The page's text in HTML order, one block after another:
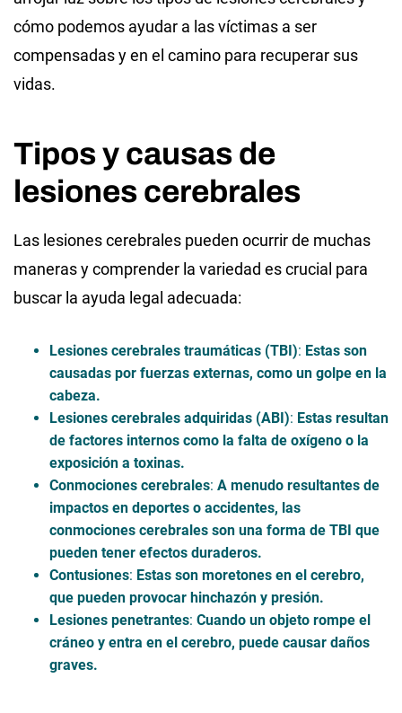
cómo podemos ayudar a las víctimas a ser
compensadas y en el camino para recuperar sus
vidas.
Tipos y causas de
lesiones cerebrales
Las lesiones cerebrales pueden ocurrir de muchas
maneras y comprender la variedad es crucial para
buscar la ayuda legal adecuada:
Lesiones cerebrales traumáticas (TBI): Estas son
causadas por fuerzas externas, como un golpe en la
cabeza.
Lesiones cerebrales adquiridas (ABI): Estas resultan
de factores internos como la falta de oxígeno o la
exposición a toxinas.
Conmociones cerebrales: A menudo resultantes de
impactos en deportes o accidentes, las
conmociones cerebrales son una forma de TBI que
pueden tener efectos duraderos.
Contusiones: Estas son moretones en el cerebro,
que pueden provocar hinchazón y presión.
Lesiones penetrantes: Cuando un objeto rompe el
cráneo y entra en el cerebro, puede causar daños
graves.